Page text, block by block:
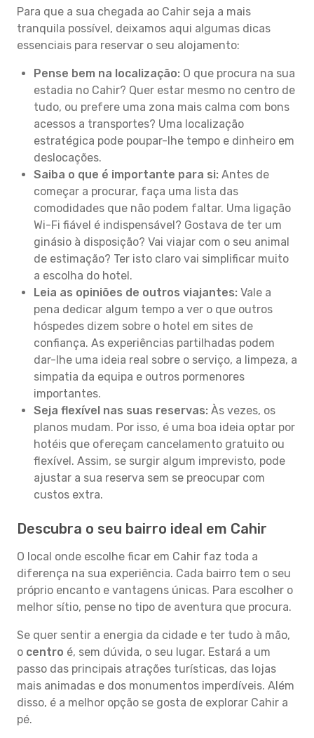
Para que a sua chegada ao Cahir seja a mais
tranquila possível, deixamos aqui algumas dicas
essenciais para reservar o seu alojamento:
Pense bem na localização: O que procura na sua
estadia no Cahir? Quer estar mesmo no centro de
tudo, ou prefere uma zona mais calma com bons
acessos a transportes? Uma localização
estratégica pode poupar-lhe tempo e dinheiro em
deslocações.
Saiba o que é importante para si: Antes de
começar a procurar, faça uma lista das
comodidades que não podem faltar. Uma ligação
Wi-Fi fiável é indispensável? Gostava de ter um
ginásio à disposição? Vai viajar com o seu animal
de estimação? Ter isto claro vai simplificar muito
a escolha do hotel.
Leia as opiniões de outros viajantes: Vale a
pena dedicar algum tempo a ver o que outros
hóspedes dizem sobre o hotel em sites de
confiança. As experiências partilhadas podem
dar-lhe uma ideia real sobre o serviço, a limpeza, a
simpatia da equipa e outros pormenores
importantes.
Seja flexível nas suas reservas: Às vezes, os
planos mudam. Por isso, é uma boa ideia optar por
hotéis que ofereçam cancelamento gratuito ou
flexível. Assim, se surgir algum imprevisto, pode
ajustar a sua reserva sem se preocupar com
custos extra.
Descubra o seu bairro ideal em Cahir
O local onde escolhe ficar em Cahir faz toda a
diferença na sua experiência. Cada bairro tem o seu
próprio encanto e vantagens únicas. Para escolher o
melhor sítio, pense no tipo de aventura que procura.
Se quer sentir a energia da cidade e ter tudo à mão,
o centro é, sem dúvida, o seu lugar. Estará a um
passo das principais atrações turísticas, das lojas
mais animadas e dos monumentos imperdíveis. Além
disso, é a melhor opção se gosta de explorar Cahir a
pé.